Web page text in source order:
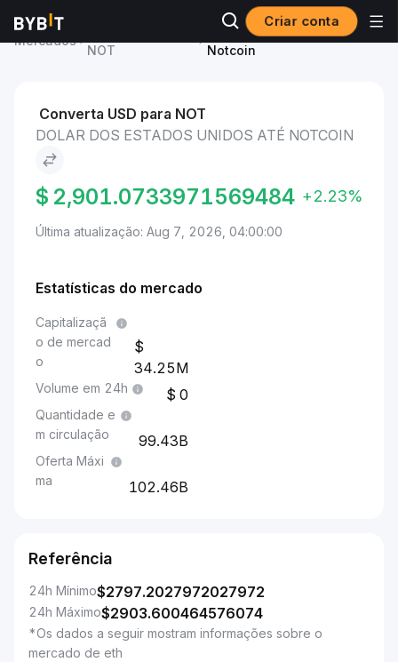
Criar conta
Mercados
NOT
Dolar dos Estados Unidos to
Notcoin
Converta USD para NOT
DOLAR DOS ESTADOS UNIDOS ATÉ NOTCOIN
$ 2,901.0733971569484 +2.23%
Última atualização: Aug 7, 2026, 04:00:00
Estatísticas do mercado
Capitalizaçã
o de mercad
o
34.25M
Volume em 24h 0
Quantidade e
m circulação
99.43B
Oferta Máxi
ma
102.46B
Referência
24h Mínimo$2797.2027972027972
24h Máximo$2903.600464576074
*Os dados a seguir mostram informações sobre o
mercado de eth